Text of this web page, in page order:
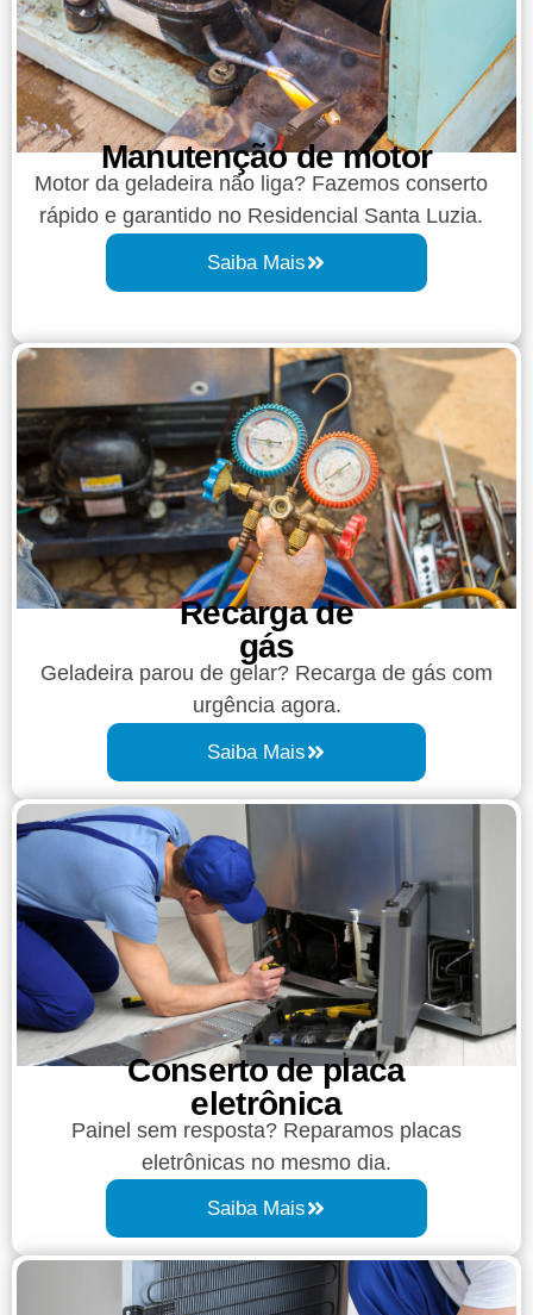
Manutenção de motor
Motor da geladeira não liga? Fazemos conserto
rápido e garantido no Residencial Santa Luzia.
Saiba Mais
Recarga de
gás
Geladeira parou de gelar? Recarga de gás com
urgência agora.
Saiba Mais
Conserto de placa
eletrônica
Painel sem resposta? Reparamos placas
eletrônicas no mesmo dia.
Saiba Mais